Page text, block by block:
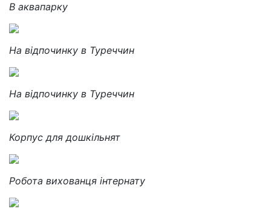
В аквапарку
На відпочинку в Туреччин
На відпочинку в Туреччин
Корпус для дошкільнят
Робота вихованця інтернату